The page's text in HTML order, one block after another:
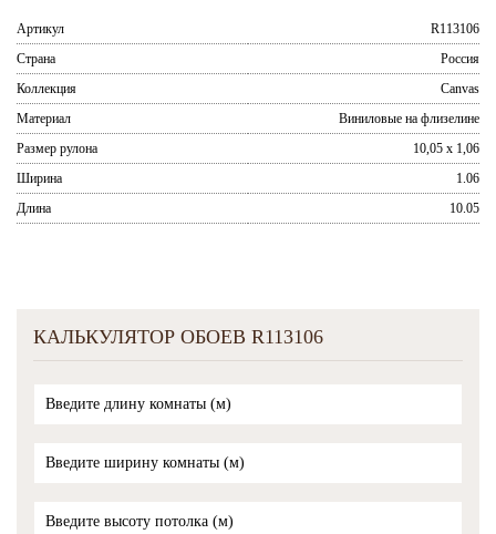
Артикул
R113106
Страна
Россия
Коллекция
Canvas
Материал
Виниловые на флизелине
Размер рулона
10,05 x 1,06
Ширина
1.06
Длина
10.05
КАЛЬКУЛЯТОР ОБОЕВ R113106